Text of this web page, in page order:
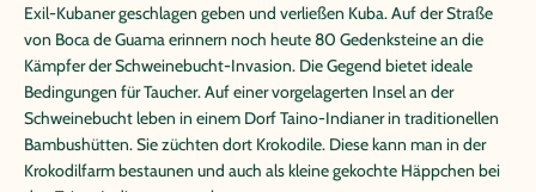
Exil-Kubaner geschlagen geben und verließen Kuba. Auf der Straße
von Boca de Guama erinnern noch heute 80 Gedenksteine an die
Kämpfer der Schweinebucht-Invasion. Die Gegend bietet ideale
Bedingungen für Taucher. Auf einer vorgelagerten Insel an der
Schweinebucht leben in einem Dorf Taino-Indianer in traditionellen
Bambushütten. Sie züchten dort Krokodile. Diese kann man in der
Krokodilfarm bestaunen und auch als kleine gekochte Häppchen bei